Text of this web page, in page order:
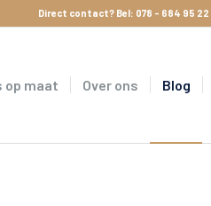
Direct contact? Bel: 078 - 684 95 22
op maat Over ons Blog